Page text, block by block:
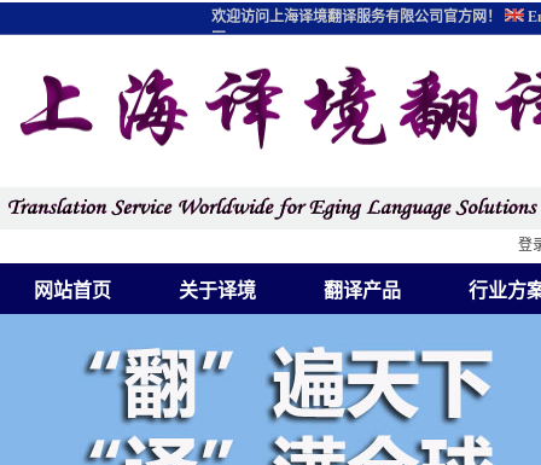
网站首页 关于译境 翻译产品 行业方
登
欢迎访问上海译境翻译服务有限公司官方网！
图